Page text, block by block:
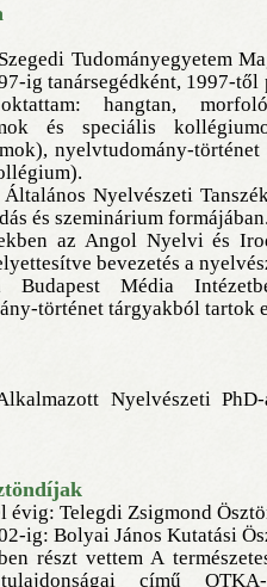
Tudományegyetem
ig tanársegédként, 1997-
hangtan,
és speciális
nyelvtudomány-
Nyelvészeti
és szeminárium
az Angol Nyelvi és
bevezetés a
Budapest Média
történet tárgyakból tartok
Nyelvészeti
évig: Telegdi Zsigmond
ig: Bolyai János Kutatási
részt vettem A
című